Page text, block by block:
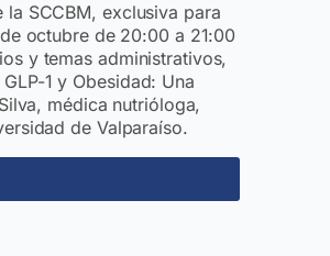
SCCBM, exclusiva para
octubre de 20:00 a 21:00
y temas administrativos,
1 y Obesidad: Una
médica nutrióloga,
de Valparaíso.